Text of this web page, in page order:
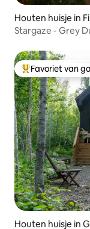
Houten huisje in
Stargaze - Grey
Topfavoriet van
Favoriet van
Houten huisje in